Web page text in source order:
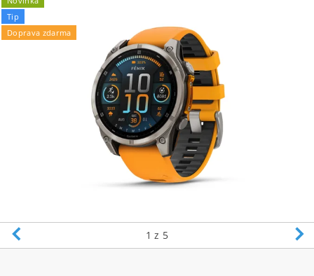
Tip
Doprava zdarma
1 z 5